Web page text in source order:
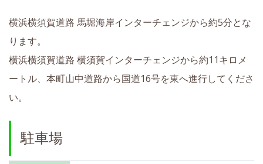
横浜横須賀道路 馬堀海岸インターチェンジから約5分とな
ります。
横浜横須賀道路 横須賀インターチェンジから約11キロメ
ートル、本町山中道路から国道16号を東へ進行してくださ
い。
駐車場